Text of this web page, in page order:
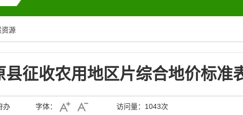
资源
县征收农用地区片综合地价标准
办 字体： 访问量： 1043次